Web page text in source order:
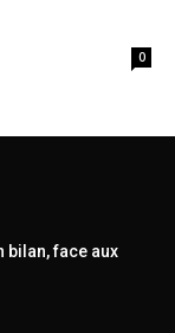
0
bilan, face aux